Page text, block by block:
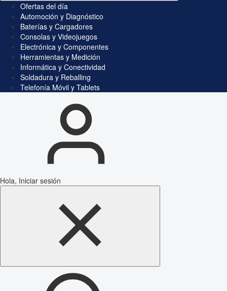
Ofertas del día
Automoción y Diagnóstico
Baterías y Cargadores
Consolas y Videojuegos
Electrónica y Componentes
Herramientas y Medición
Informática y Conectividad
Soldadura y Reballing
Telefonía Móvil y Tablets
Hola, Iniciar sesión